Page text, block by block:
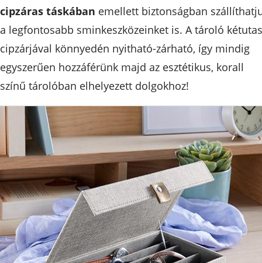
cipzáras táskában emellett biztonságban
a legfontosabb sminkeszközeinket is. A tároló kétutas
cipzárjával könnyedén nyitható-zárható, így mindig
egyszerűen hozzáférünk majd az esztétikus, korall
színű tárolóban elhelyezett dolgokhoz!